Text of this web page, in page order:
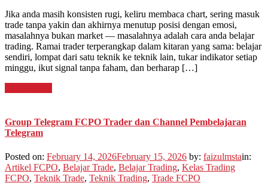
Jika anda masih konsisten rugi, keliru membaca chart, sering masuk
trade tanpa yakin dan akhirnya menutup posisi dengan emosi,
masalahnya bukan market — masalahnya adalah cara anda belajar
trading. Ramai trader terperangkap dalam kitaran yang sama: belajar
sendiri, lompat dari satu teknik ke teknik lain, tukar indikator setiap
minggu, ikut signal tanpa faham, dan berharap […]
Group Telegram FCPO Trader dan Channel Pembelajaran
Telegram
Posted on: February 14, 2026February 15, 2026 by: faizulmstain:
Artikel FCPO, Belajar Trade, Belajar Trading, Kelas Trading
FCPO, Teknik Trade, Teknik Trading, Trade FCPO